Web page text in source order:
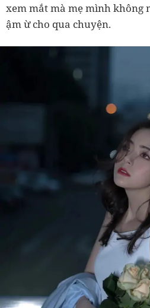
xem mắt mà mẹ mình không
ậm ừ cho qua chuyện.